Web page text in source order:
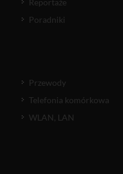
Reportaże
Poradniki
Przewody
Telefonia komórkowa
WLAN, LAN